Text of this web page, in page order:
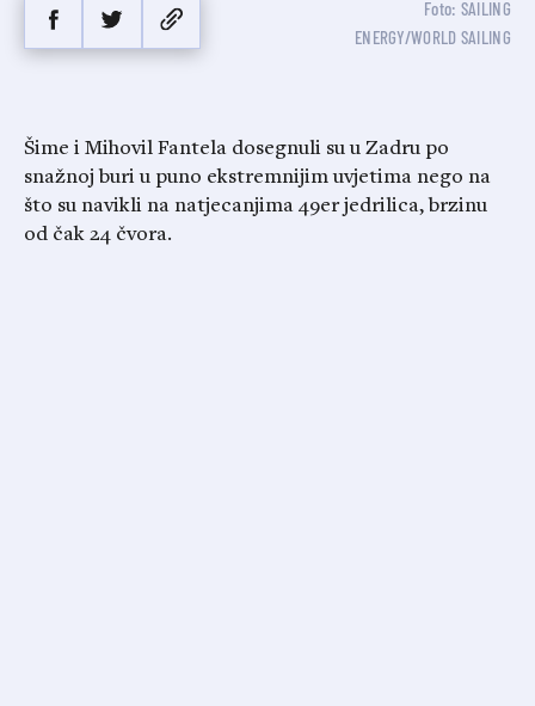
Foto: SAILING
ENERGY/WORLD SAILING
Šime i Mihovil Fantela dosegnuli su u Zadru po
snažnoj buri u puno ekstremnijim uvjetima nego na
što su navikli na natjecanjima 49er jedrilica, brzinu
od čak 24 čvora.